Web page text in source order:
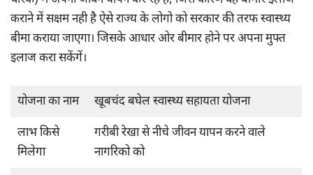
कराने में सक्षम नही है ऐसे राज्य के लोगो को सरकार की तरफ स्वास्थ्य
बीमा कराया जाएगा। जिसके आधार ओर बीमार होने पर अपना मुफ्त
इलाज करा सकेंगें।
योजना का नाम खूबचंद बघेल स्वास्थ्य सहायता योजना
लाभ किसे
मिलेगा
गरीबी रेखा से नीचे जीवन यापन करने वाले
नागरिको को